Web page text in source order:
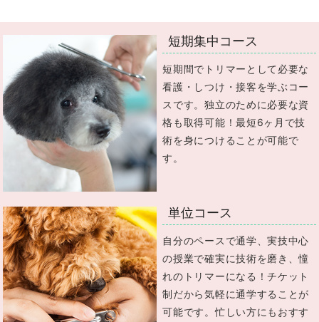
短期集中コース
短期間でトリマーとして必要な
看護・しつけ・接客を学ぶコー
スです。独立のために必要な資
格も取得可能！最短6ヶ月で技
術を身につけることが可能で
す。
単位コース
自分のペースで通学、実技中心
の授業で確実に技術を磨き、憧
れのトリマーになる！チケット
制だから気軽に通学することが
可能です。忙しい方にもおすす